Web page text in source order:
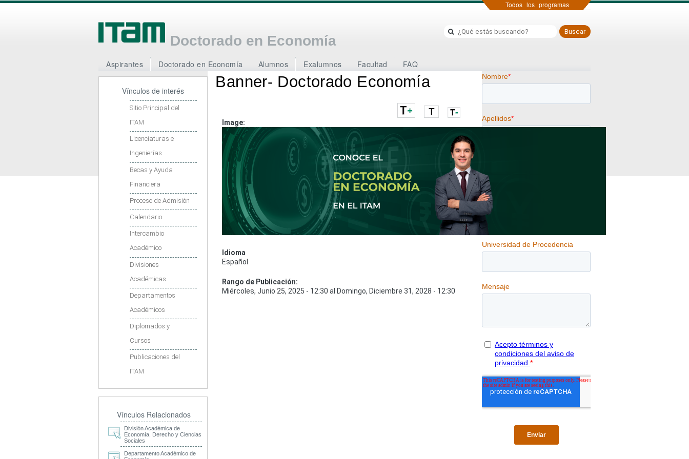
Jump to navigation Todos los programas
Doctorado en Economía
Aspirantes Doctorado en Economía Alumnos Exalumnos Facultad FAQ
Banner- Doctorado Economía
Image:
Idioma
Español
Rango de Publicación:
Miércoles, Junio 25, 2025 - 12:30 al Domingo, Diciembre 31, 2028 - 12:30
Vínculos de interés
Sitio Principal del
ITAM
Licenciaturas e
Ingenierías
Becas y Ayuda
Financiera
Proceso de Admisión
Calendario
Intercambio
Académico
Divisiones
Académicas
Departamentos
Académicos
Diplomados y
Cursos
Publicaciones del
ITAM
Vínculos Relacionados
División Académica de
Economía, Derecho y Ciencias
Sociales
Departamento Académico de